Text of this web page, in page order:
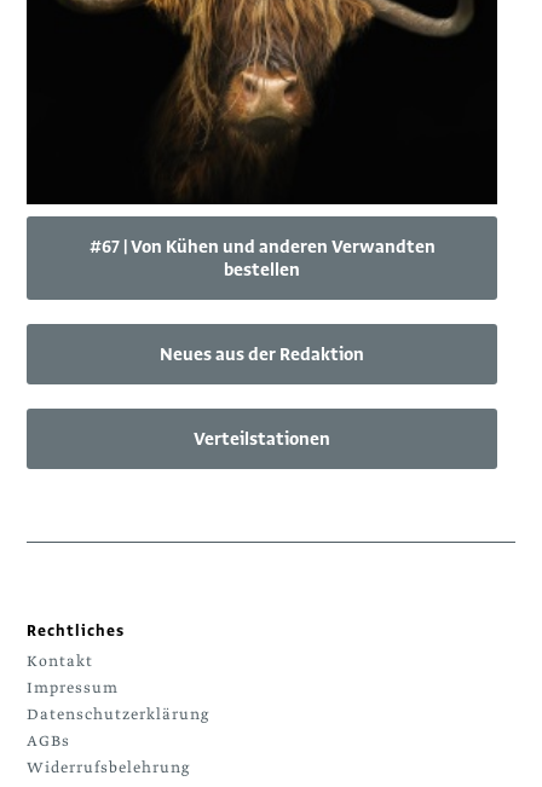
#67 | Von Kühen und anderen Verwandten
bestellen
Neues aus der Redaktion
Verteilstationen
Rechtliches
Kontakt
Impressum
Datenschutzerklärung
AGBs
Widerrufsbelehrung